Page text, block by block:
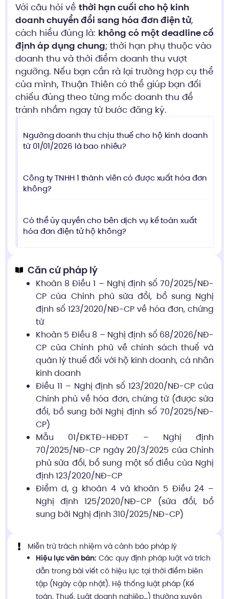
Với câu hỏi về thời hạn cuối cho hộ kinh
doanh chuyển đổi sang hóa đơn điện tử,
cách hiểu đúng là: không có một deadline cố
định áp dụng chung; thời hạn phụ thuộc vào
doanh thu và thời điểm doanh thu vượt
ngưỡng. Nếu bạn cần rà lại trường hợp cụ thể
của mình, Thuận Thiên có thể giúp bạn đối
chiếu đúng theo từng mốc doanh thu để
tránh nhầm ngay từ bước đăng ký.
Ngưỡng doanh thu chịu thuế cho hộ kinh doanh
từ 01/01/2026 là bao nhiêu?
Công ty TNHH 1 thành viên có được xuất hóa đơn
không?
Có thể ủy quyền cho bên dịch vụ kế toán xuất
hóa đơn điện tử hộ không?
Căn cứ pháp lý
Khoản 8 Điều 1 – Nghị định số 70/2025/NĐ-
CP của Chính phủ sửa đổi, bổ sung Nghị
định số 123/2020/NĐ-CP về hóa đơn, chứng
từ
Khoản 5 Điều 8 – Nghị định số 68/2026/NĐ-
CP của Chính phủ về chính sách thuế và
quản lý thuế đối với hộ kinh doanh, cá nhân
kinh doanh
Điều 11 – Nghị định số 123/2020/NĐ-CP của
Chính phủ về hóa đơn, chứng từ (được sửa
đổi, bổ sung bởi Nghị định số 70/2025/NĐ-
CP)
Mẫu 01/ĐKTĐ-HĐĐT – Nghị định
70/2025/NĐ-CP ngày 20/3/2025 của Chính
phủ sửa đổi, bổ sung một số điều của Nghị
định 123/2020/NĐ-CP
Điểm d, g khoản 4 và khoản 5 Điều 24 –
Nghị định 125/2020/NĐ-CP (sửa đổi, bổ
sung bởi Nghị định 310/2025/NĐ-CP)
Miễn trừ trách nhiệm và cảnh báo pháp lý
Hiệu lực văn bản: Các quy định pháp luật và trích
dẫn trong bài viết có hiệu lực tại thời điểm biên
tập (Ngày cập nhật). Hệ thống luật pháp (Kế
toán, Thuế, Luật doanh nghiệp…) thường xuyên